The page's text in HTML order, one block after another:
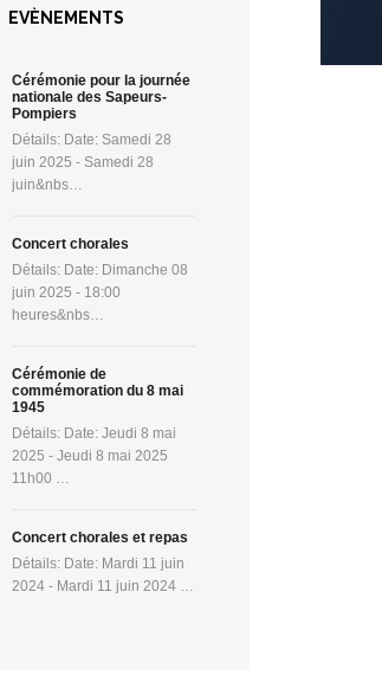
EVÈNEMENTS
Cérémonie pour la journée
nationale des Sapeurs-
Pompiers
Détails: Date: Samedi 28
juin 2025 - Samedi 28
juin&nbs…
Concert chorales
Détails: Date: Dimanche 08
juin 2025 - 18:00
heures&nbs…
Cérémonie de
commémoration du 8 mai
1945
Détails: Date: Jeudi 8 mai
2025 - Jeudi 8 mai 2025
11h00 …
Concert chorales et repas
Détails: Date: Mardi 11 juin
2024 - Mardi 11 juin 2024 …